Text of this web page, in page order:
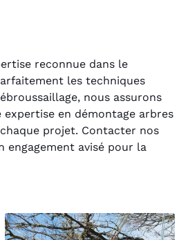
reconnue dans le
les techniques
nous assurons
en démontage arbres
projet. Contacter nos
engagement avisé pour la